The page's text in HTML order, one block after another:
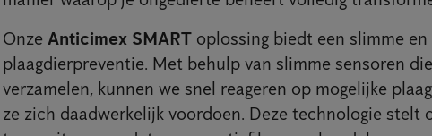
Onze Anticimex SMART oplossing biedt een slimme
plaagdierpreventie. Met behulp van slimme sensoren
verzamelen, kunnen we snel reageren op mogelijke
ze zich daadwerkelijk voordoen. Deze technologie stelt